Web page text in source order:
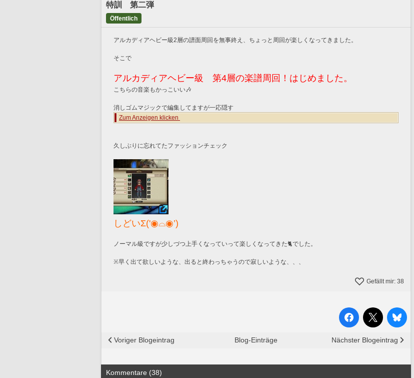
特訓 第二弾
Öffentlich
アルカディアヘビー級2層の譜面周回を無事終え、ちょっと周回が楽しくなってきました。
そこで
アルカディアヘビー級　第4層の楽譜周回！はじめました。
こちらの音楽もかっこいい🎶
消しゴムマジックで編集してますが一応隠す
Zum Anzeigen klicken
久しぶりに忘れてたファッションチェック
しどいΣ('◉⌓◉’)
ノーマル級ですが少しづつ上手くなっていって楽しくなってきた🐈でした。
※早く出て欲しいような、出ると終わっちゃうので寂しいような、、、
Gefällt mir: 38
Voriger Blogeintrag Blog-Einträge Nächster Blogeintrag
Kommentare (38)